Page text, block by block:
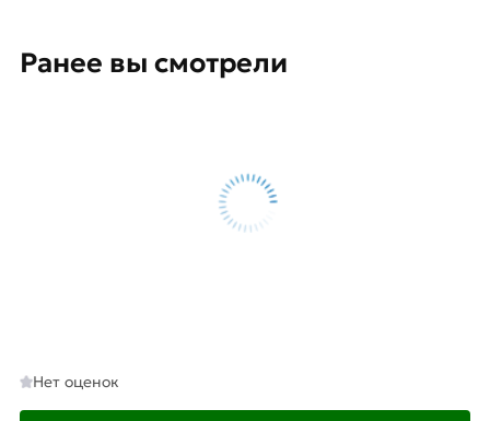
Ранее вы смотрели
Нет оценок